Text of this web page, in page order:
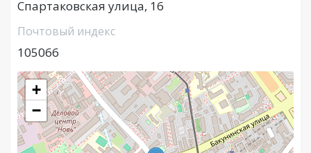
Спартаковская улица, 16
Почтовый индекс
105066
+
−